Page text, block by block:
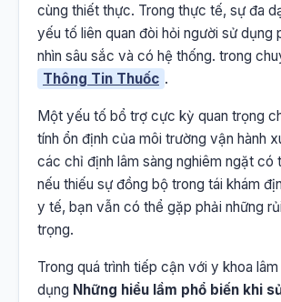
cùng thiết thực. Trong thực tế, sự đa
yếu tố liên quan đòi hỏi người sử dụng
nhìn sâu sắc và có hệ thống. trong
Thông Tin Thuốc .
Một yếu tố bổ trợ cực kỳ quan trọng
tính ổn định của môi trường vận hành
các chỉ định lâm sàng nghiêm ngặt có
nếu thiếu sự đồng bộ trong tái khám
y tế, bạn vẫn có thể gặp phải những
trọng.
Trong quá trình tiếp cận với y khoa
dụng Những hiểu lầm phổ biến khi